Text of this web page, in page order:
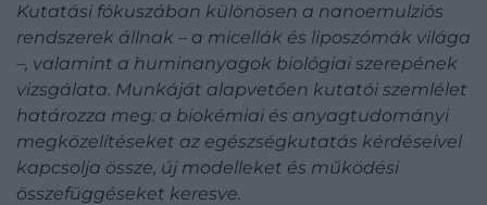
Kutatási fókuszában különösen a nanoemulziós
rendszerek állnak – a micellák és liposzómák világa
–, valamint a huminanyagok biológiai szerepének
vizsgálata. Munkáját alapvetően kutatói szemlélet
határozza meg: a biokémiai és anyagtudományi
megközelítéseket az egészségkutatás kérdéseivel
kapcsolja össze, új modelleket és működési
összefüggéseket keresve.